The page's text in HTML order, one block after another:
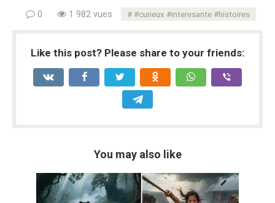
0 1 982 vues #curieux #interesante #histoires
Like this post? Please share to your friends:
You may also like